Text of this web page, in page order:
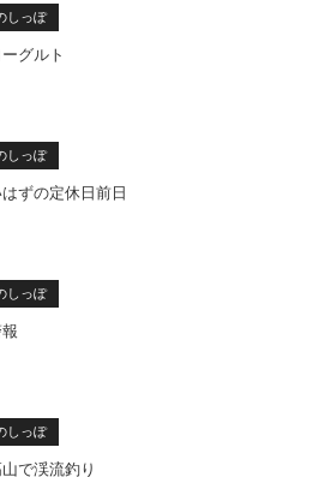
しっぽ
グルト
しっぽ
ずの定休日前日
しっぽ
しっぽ
で渓流釣り